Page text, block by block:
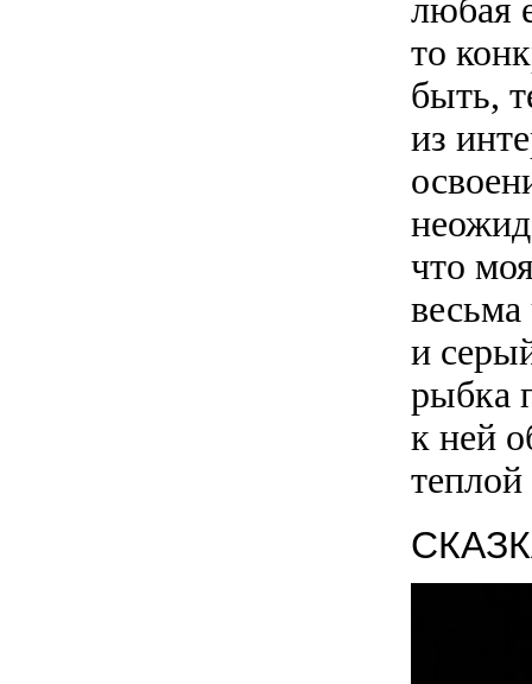
любая
то
быть,
из
что
и
рыбка
к ней